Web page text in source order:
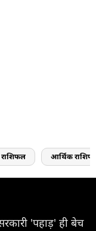
आर्थिक
'पहाड़' ही बेच